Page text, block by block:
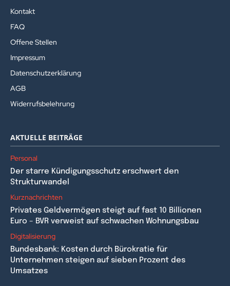
Kontakt
FAQ
Offene Stellen
Impressum
Datenschutzerklärung
AGB
Widerrufsbelehrung
AKTUELLE BEITRÄGE
Personal
Der starre Kündigungsschutz erschwert den
Strukturwandel
Kurznachrichten
Privates Geldvermögen steigt auf fast 10 Billionen
Euro – BVR verweist auf schwachen Wohnungsbau
Digitalisierung
Bundesbank: Kosten durch Bürokratie für
Unternehmen steigen auf sieben Prozent des
Umsatzes